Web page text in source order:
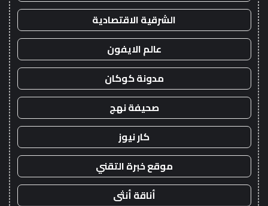
الشرقية الاقتصادية
عالم الايفون
مدونة كوكان
صحيفة نهج
كار نيوز
موقع خبرة التقني
أناقة أنثى